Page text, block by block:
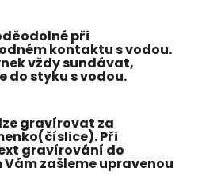
při
kontaktu s vodou.
vždy sundávat,
do styku s vodou.
gravírovat za
Při
gravírování do
zašleme upravenou